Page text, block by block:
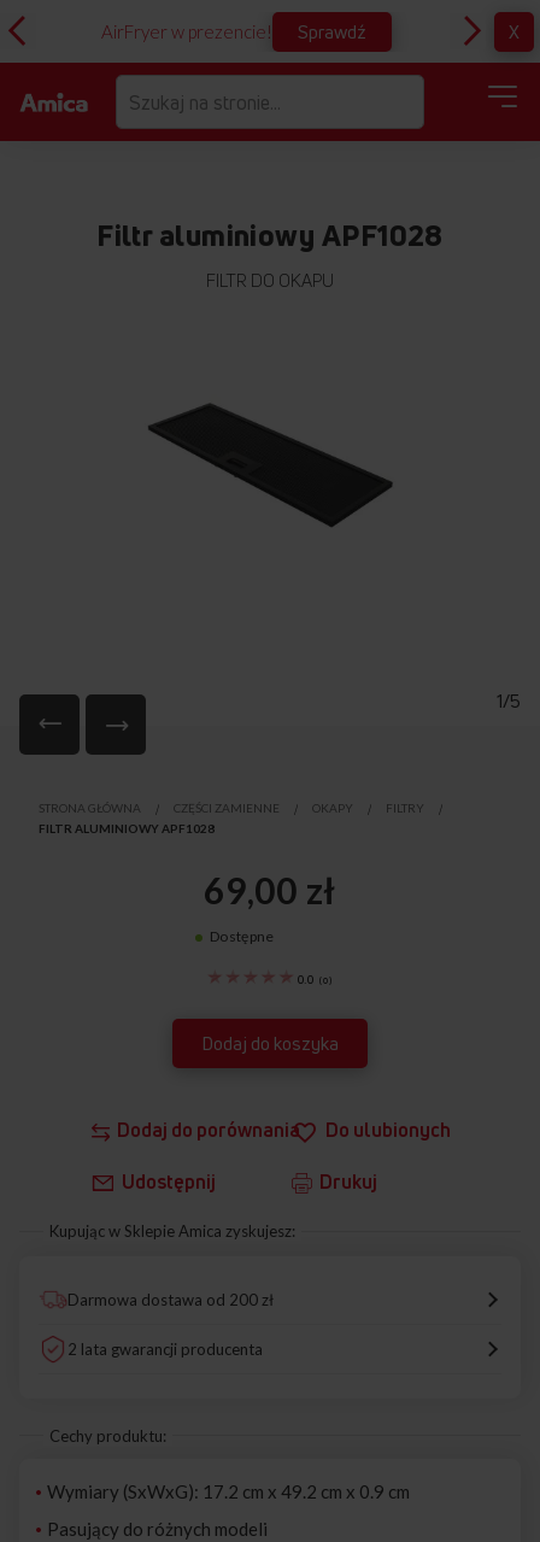
AirFryer w prezencie! Sprawdź X
Filtr aluminiowy APF1028
FILTR DO OKAPU
1/5
początek
STRONA GŁÓWNA CZĘŚCI ZAMIENNE OKAPY
FILTRY
FILTR ALUMINIOWY APF1028
Dodaj do porównania Do ulubionych
Udostępnij Drukuj
0.0 (0)
69,00 zł
Dostępne
Dodaj do koszyka
Kupując w Sklepie Amica zyskujesz:
Darmowa dostawa od 200 zł
2 lata gwarancji producenta
Cechy produktu:
Wymiary (SxWxG): 17.2 cm x 49.2 cm x 0.9 cm
Pasujący do różnych modeli